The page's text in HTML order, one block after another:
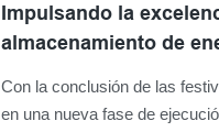
Impulsando la
almacenamiento de
Con la conclusión de las
en una nueva fase de